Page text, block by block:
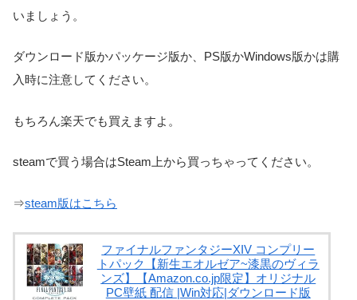
いましょう。
ダウンロード版かパッケージ版か、PS版かWindows版かは購
入時に注意してください。
もちろん楽天でも買えますよ。
steamで買う場合はSteam上から買っちゃってください。
⇒steam版はこちら
ファイナルファンタジーXIV コンプリー
トパック【新生エオルゼア~漆黒のヴィラ
ンズ】【Amazon.co.jp限定】オリジナル
PC壁紙 配信 |Win対応|ダウンロード版